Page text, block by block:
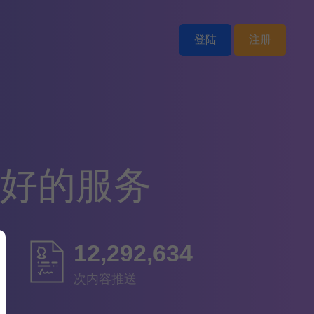
登陆 注册
的服务
12,891,018
次内容推送